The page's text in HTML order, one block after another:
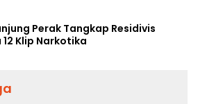
Perak Tangkap Residivis
Klip Narkotika